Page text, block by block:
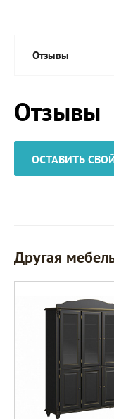
Отзывы
Отзывы
ОСТАВИТЬ
Другая